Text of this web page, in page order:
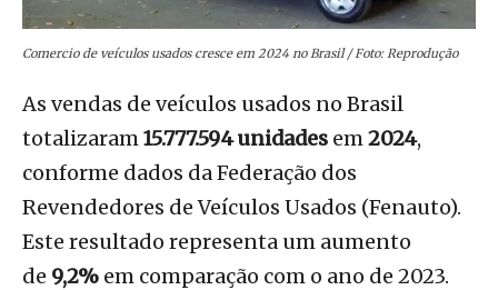
Comercio de veículos usados cresce em 2024 no Brasil / Foto: Reprodução
As vendas de veículos usados no Brasil
totalizaram15.777.594 unidades em2024,
conforme dados da Federação dos
Revendedores de Veículos Usados (Fenauto).
Este resultado representa um aumento
de 9,2% em comparação com o ano de 2023.